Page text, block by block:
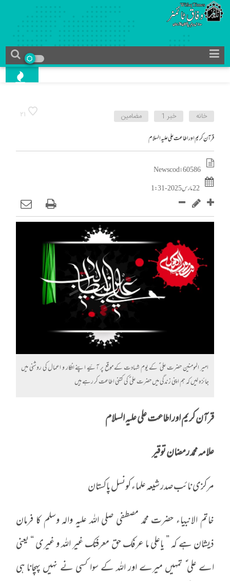
21 خانه خبر 1 مضامین
قرآن کریم اور اطاعت علی علیہ السلام
News cod : 60586
22 مارس 2025 - 1:31
امیر المومنین حضرت علی ؑ کے یوم شہادت کے موقع پر آئیے اپنے افکار و اعمال کی روشنی میں
جائزہ لیں کہ ہم اپنی زندگی میں حضرت علی ؑ کی کتنی اطاعت کر رہے ہیں
قرآن کریم اور اطاعت علی علیہ السلام
علامہ محمد رمضان توقیر
مرکزی نائب صدر شیعہ علماء کونسل پاکستان
خاتم الانبیاء حضرت محمد مصطفی صلی اللہ علیہ والہ وسلم کا فرمان
ذیشان ہے کہ ” یاعلی ما عرفک حق معرفتک غیر اللہ و غیری “ یعنی
اے علی ؑ تمہیں میرے اور اللہ کے سوا کسی نے نہیں پہچانا ہی